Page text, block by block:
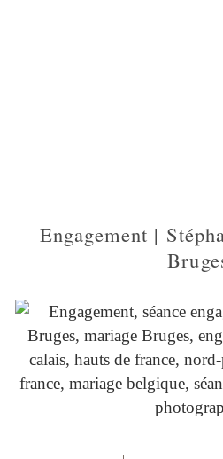
Engagement |